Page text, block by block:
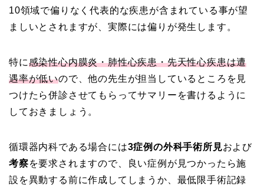
10領域で偏りなく代表的な疾患が含まれている事が望
ましいとされますが、実際には偏りが発生します。
特に感染性心内膜炎・肺性心疾患・先天性心疾患は遭
遇率が低いので、他の先生が担当しているところを見
つけたら併診させてもらってサマリーを書けるように
しておきましょう。
循環器内科である場合には3症例の外科手術所見および
考察を要求されますので、良い症例が見つかったら施
設を異動する前に作成してしまうか、最低限手術記録